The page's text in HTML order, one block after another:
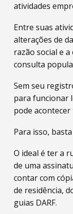
atividades
Entre suas
alterações de
razão social e
consulta
Sem seu
para funcionar
pode
Para isso,
O ideal é ter a
de uma
contar com
de residência,
guias DARF.